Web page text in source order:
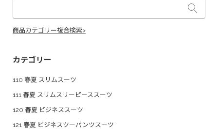
商品カテゴリー複合検索>
カテゴリー
110 春夏 スリムスーツ
111 春夏 スリムスリーピーススーツ
120 春夏 ビジネススーツ
121 春夏 ビジネスツーパンツスーツ